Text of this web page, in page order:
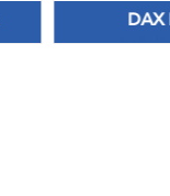
DAX
Håll